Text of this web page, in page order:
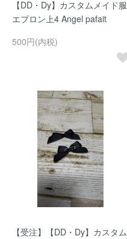
【DD・Dy】カスタムメイド服
エプロン上4 Angel pafait
500円(内税)
【受注】【DD・Dy】カスタム